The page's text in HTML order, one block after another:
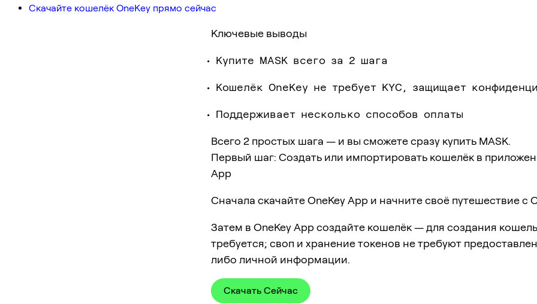
Скачайте кошелёк OneKey прямо сейчас
Ключевые выводы
Купите MASK всего за 2 шага
Кошелёк OneKey не требует KYC, защищает
Поддерживает несколько способов оплаты
Всего 2 простых шага — и вы сможете сразу купить MASK.
Первый шаг: Создать или импортировать кошелёк в
App
Сначала скачайте OneKey App и начните своё путешествие с
Затем в OneKey App создайте кошелёк — для создания
требуется; своп и хранение токенов не требуют
либо личной информации.
Скачать Сейчас